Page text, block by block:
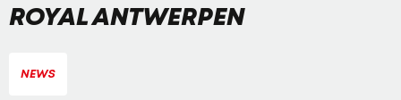
ROYAL ANTWERPEN
NEWS